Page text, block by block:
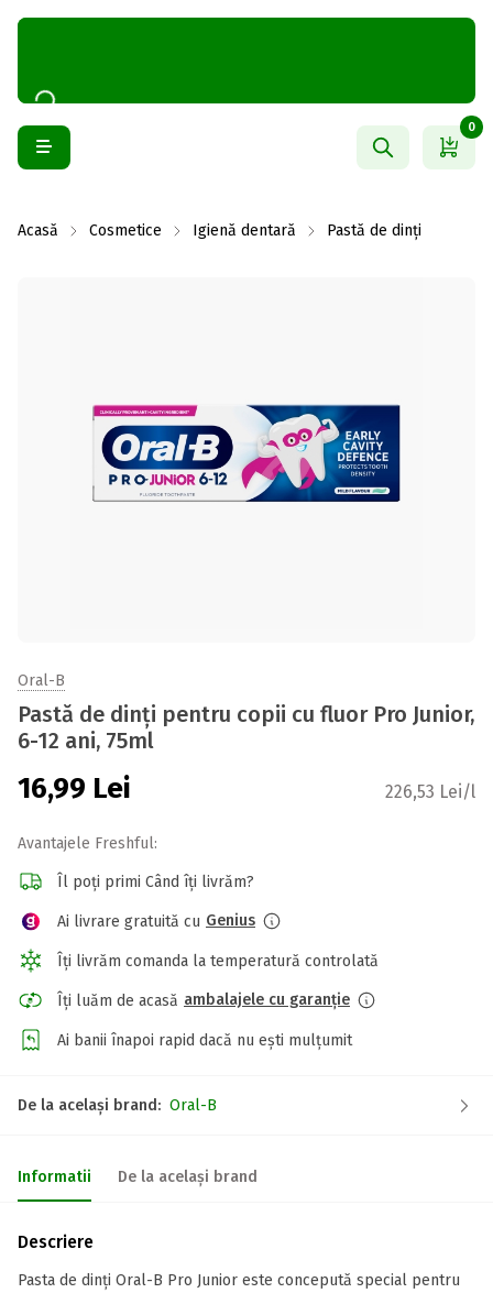
0
Acasă Cosmetice Igienă dentară Pastă de dinți
Oral-B
Pastă de dinți pentru copii cu fluor Pro Junior,
6-12 ani, 75ml
16,99 Lei 226,53 Lei/l
Avantajele Freshful:
Îl poți primi Când îți livrăm?
Ai livrare gratuită cu Genius
Îți livrăm comanda la temperatură controlată
Îți luăm de acasă ambalajele cu garanție
Ai banii înapoi rapid dacă nu ești mulțumit
De la același brand: Oral-B
Informatii De la același brand
Descriere
Pasta de dinți Oral-B Pro Junior este concepută special pentru